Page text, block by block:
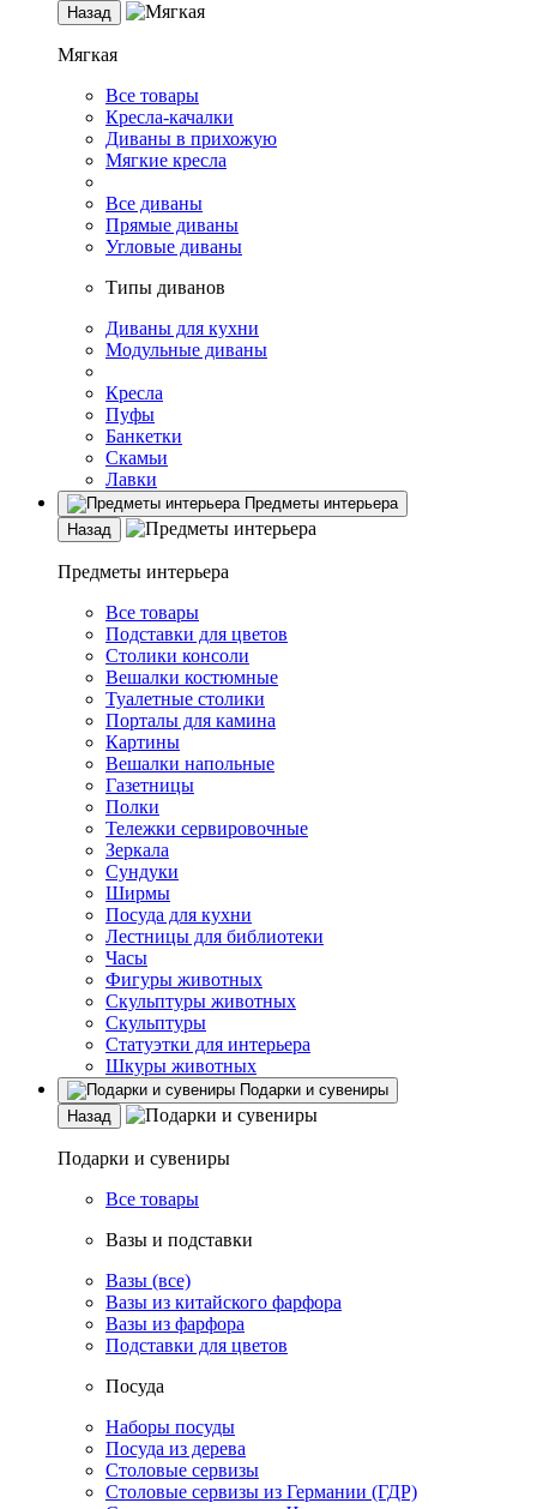
Назад
Мягкая
Все товары
Кресла-качалки
Диваны в прихожую
Мягкие кресла
Все диваны
Прямые диваны
Угловые диваны
Типы диванов
Диваны для кухни
Модульные диваны
Кресла
Пуфы
Банкетки
Скамьи
Лавки
Предметы интерьера
Назад
Предметы интерьера
Все товары
Подставки для цветов
Столики консоли
Вешалки костюмные
Туалетные столики
Порталы для камина
Картины
Вешалки напольные
Газетницы
Полки
Тележки сервировочные
Зеркала
Сундуки
Ширмы
Посуда для кухни
Лестницы для библиотеки
Часы
Фигуры животных
Скульптуры животных
Скульптуры
Статуэтки для интерьера
Шкуры животных
Подарки и сувениры
Назад
Подарки и сувениры
Все товары
Вазы и подставки
Вазы (все)
Вазы из китайского фарфора
Вазы из фарфора
Подставки для цветов
Посуда
Наборы посуды
Посуда из дерева
Столовые сервизы
Столовые сервизы из Германии (ГДР)